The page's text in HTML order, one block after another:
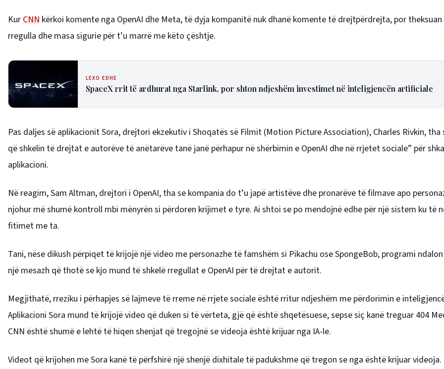
KurCNN kërkoi komente nga OpenAI dhe Meta, të dyja kompanitë nuk dhanë komente të drejtpërdrejta, por theksuan
rregulla dhe masa sigurie për t’u marrë me këto çështje.
LEXO EDHE
SpaceX rrit të ardhurat nga Starlink, por shton ndjeshëm investimet në inteligjencën artificiale
Pas daljes së aplikacionit Sora, drejtori ekzekutiv i Shoqatës së Filmit (Motion Picture Association), Charles Rivkin, tha
që shkelin të drejtat e autorëve të anëtarëve tanë janë përhapur në shërbimin e OpenAI dhe në rrjetet sociale” për
aplikacioni.
Në reagim, Sam Altman, drejtori i OpenAI, tha se kompania do t’u japë artistëve dhe pronarëve të filmave apo
njohur më shumë kontroll mbi mënyrën si përdoren krijimet e tyre. Ai shtoi se po mendojnë edhe për një sistem ku të
fitimet me ta.
Tani, nëse dikush përpiqet të krijojë një video me personazhe të famshëm si Pikachu ose SpongeBob, programi
një mesazh që thotë se kjo mund të shkelë rregullat e OpenAI për të drejtat e autorit.
Megjithatë, rreziku i përhapjes së lajmeve të rreme në rrjete sociale është rritur ndjeshëm me përdorimin e
Aplikacioni Sora mund të krijojë video që duken si të vërteta, gjë që është shqetësuese, sepse siç kanë treguar 404
CNN është shumë e lehtë të hiqen shenjat që tregojnë se videoja është krijuar nga IA-le.
Videot që krijohen me Sora kanë të përfshirë një shenjë dixhitale të padukshme që tregon se nga është krijuar